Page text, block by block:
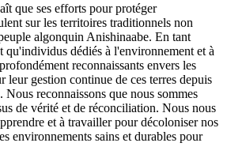
que ses efforts pour protéger
sur les territoires traditionnels non
algonquin Anishinaabe. En tant
qu'individus dédiés à l'environnement et à
reconnaissants envers les
leur gestion continue de ces terres depuis
reconnaissons que nous sommes
de vérité et de réconciliation. Nous nous
et à travailler pour décoloniser nos
environnements sains et durables pour